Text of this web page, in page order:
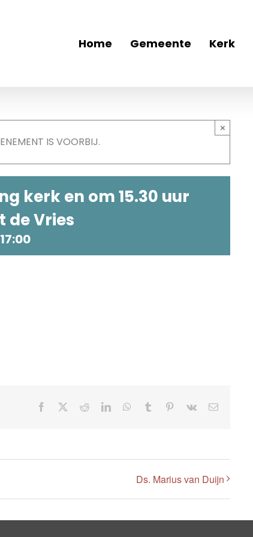
Home Gemeente Kerk
IS VOORBIJ.
×
kerk en om 15.30 uur
de Vries
17:00
Facebook RedditLinkedInWhatsApp
Tumblr Pinterest
Vk
E-
Ds. Marius van Duijn